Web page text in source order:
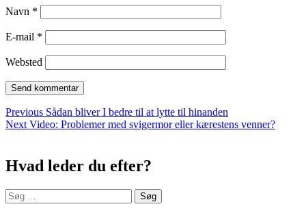
Navn *
E-mail *
Websted
Indlægsnavigation
Previous Previous
post:
Sådan bliver I bedre til at lytte til hinanden
Next Next
Video: Problemer med svigermor eller kærestens venner?
Hvad leder du efter?
Søg
efter: